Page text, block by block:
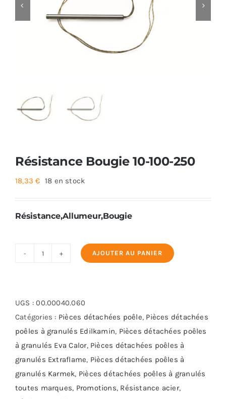
Résistance Bougie 10-100-250
18,33€ 18 en stock
Résistance,Allumeur,Bougie
Bougie
10-
100-
250
AJOUTER AU PANIER
UGS :00.00040.060
Catégories : Pièces détachées poêle, Pièces détachées
poêles à granulés Edilkamin, Pièces détachées poêles
à granulés Eva Calor, Pièces détachées poêles à
granulés Extraflame, Pièces détachées poêles à
granulés Karmek, Pièces détachées poêles à granulés
toutes marques, Promotions, Résistance acier,